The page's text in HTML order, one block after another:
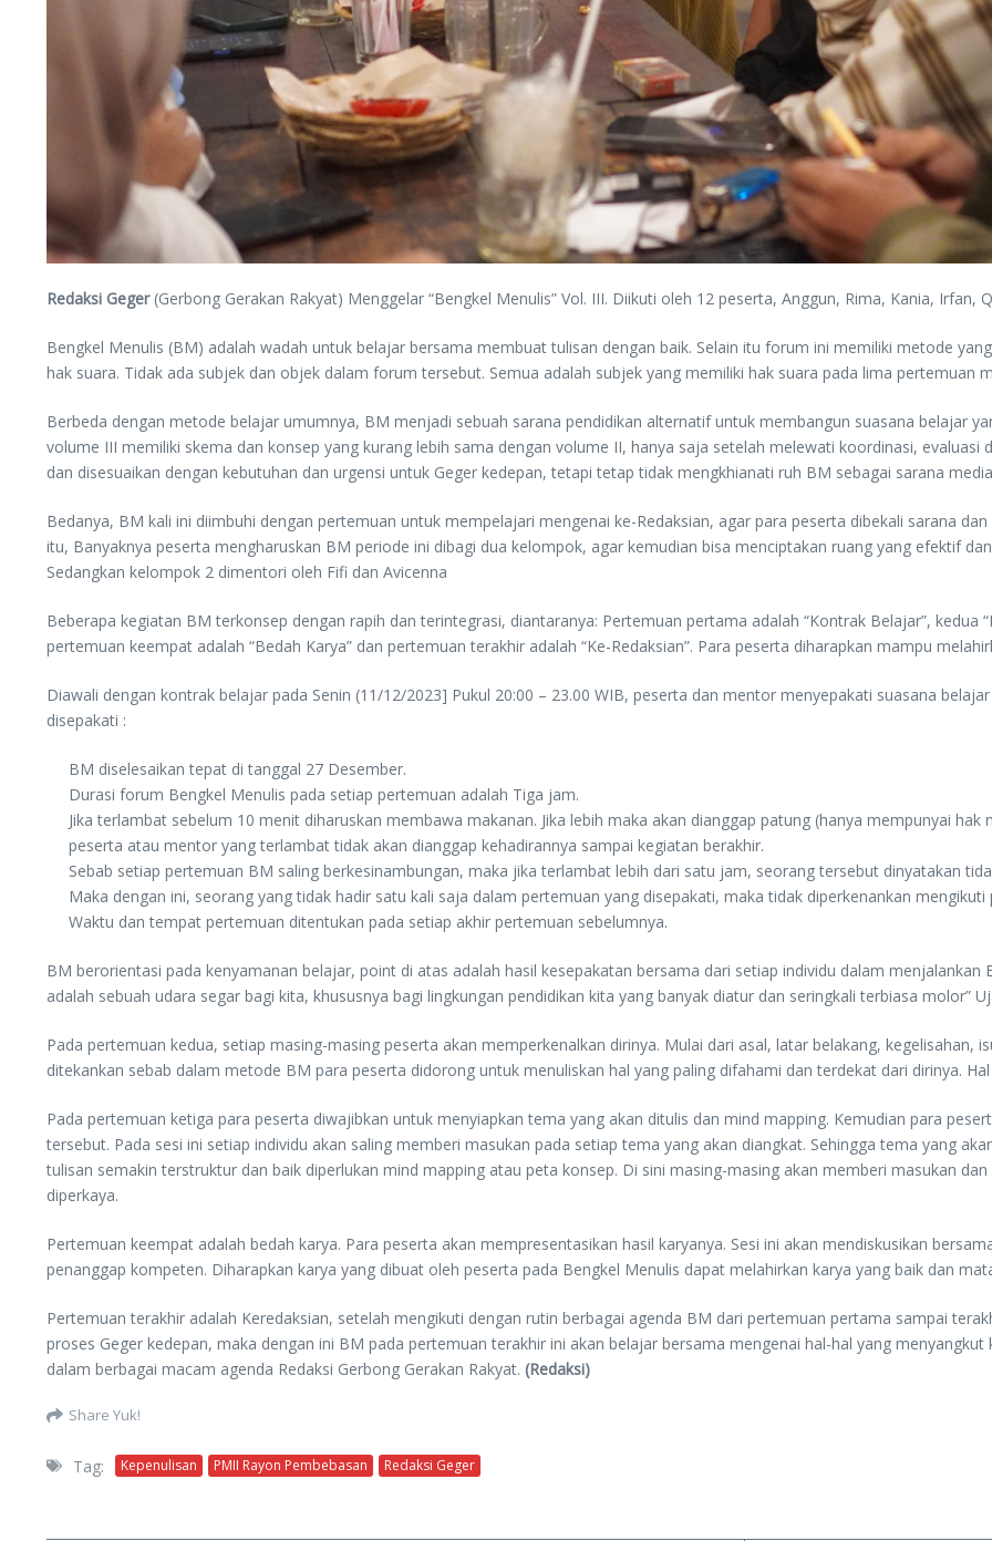
Redaksi Geger(Gerbong Gerakan Rakyat) Menggelar “Bengkel Menulis” Vol. III. Diikuti oleh 12 peserta, Anggun, Rima, Kania, Irfan,
Bengkel Menulis (BM) adalah wadah untuk belajar bersama membuat tulisan dengan baik. Selain itu forum ini memiliki metode
hak suara. Tidak ada subjek dan objek dalam forum tersebut. Semua adalah subjek yang memiliki hak suara pada lima pertemuan
Berbeda dengan metode belajar umumnya, BM menjadi sebuah sarana pendidikan alternatif untuk membangun suasana belajar
volume III memiliki skema dan konsep yang kurang lebih sama dengan volume II, hanya saja setelah melewati koordinasi,
dan disesuaikan dengan kebutuhan dan urgensi untuk Geger kedepan, tetapi tetap tidak mengkhianati ruh BM sebagai sarana
Bedanya, BM kali ini diimbuhi dengan pertemuan untuk mempelajari mengenai ke-Redaksian, agar para peserta dibekali sarana
itu, Banyaknya peserta mengharuskan BM periode ini dibagi dua kelompok, agar kemudian bisa menciptakan ruang yang efektif
Sedangkan kelompok 2 dimentori oleh Fifi dan Avicenna
Beberapa kegiatan BM terkonsep dengan rapih dan terintegrasi, diantaranya: Pertemuan pertama adalah “Kontrak Belajar”, kedua
pertemuan keempat adalah “Bedah Karya” dan pertemuan terakhir adalah “Ke-Redaksian”. Para peserta diharapkan mampu
Diawali dengan kontrak belajar pada Senin (11/12/2023] Pukul 20:00 – 23.00 WIB, peserta dan mentor menyepakati suasana
disepakati :
BM diselesaikan tepat di tanggal 27 Desember.
Durasi forum Bengkel Menulis pada setiap pertemuan adalah Tiga jam.
Jika terlambat sebelum 10 menit diharuskan membawa makanan. Jika lebih maka akan dianggap patung (hanya mempunyai
peserta atau mentor yang terlambat tidak akan dianggap kehadirannya sampai kegiatan berakhir.
Sebab setiap pertemuan BM saling berkesinambungan, maka jika terlambat lebih dari satu jam, seorang tersebut dinyatakan
Maka dengan ini, seorang yang tidak hadir satu kali saja dalam pertemuan yang disepakati, maka tidak diperkenankan
Waktu dan tempat pertemuan ditentukan pada setiap akhir pertemuan sebelumnya.
BM berorientasi pada kenyamanan belajar, point di atas adalah hasil kesepakatan bersama dari setiap individu dalam
adalah sebuah udara segar bagi kita, khususnya bagi lingkungan pendidikan kita yang banyak diatur dan seringkali terbiasa molor”
Pada pertemuan kedua, setiap masing-masing peserta akan memperkenalkan dirinya. Mulai dari asal, latar belakang, kegelisahan,
ditekankan sebab dalam metode BM para peserta didorong untuk menuliskan hal yang paling difahami dan terdekat dari dirinya.
Pada pertemuan ketiga para peserta diwajibkan untuk menyiapkan tema yang akan ditulis dan mind mapping. Kemudian para
tersebut. Pada sesi ini setiap individu akan saling memberi masukan pada setiap tema yang akan diangkat. Sehingga tema yang
tulisan semakin terstruktur dan baik diperlukan mind mapping atau peta konsep. Di sini masing-masing akan memberi masukan
diperkaya.
Pertemuan keempat adalah bedah karya. Para peserta akan mempresentasikan hasil karyanya. Sesi ini akan mendiskusikan
penanggap kompeten. Diharapkan karya yang dibuat oleh peserta pada Bengkel Menulis dapat melahirkan karya yang baik dan
Pertemuan terakhir adalah Keredaksian, setelah mengikuti dengan rutin berbagai agenda BM dari pertemuan pertama sampai
proses Geger kedepan, maka dengan ini BM pada pertemuan terakhir ini akan belajar bersama mengenai hal-hal yang
dalam berbagai macam agenda Redaksi Gerbong Gerakan Rakyat. (Redaksi)
Share Yuk!
Tag: Kepenulisan PMII Rayon Pembebasan Redaksi Geger